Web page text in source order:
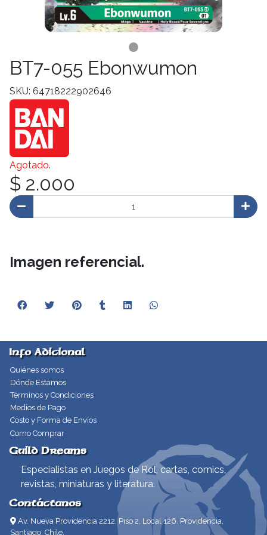
BT7-055 Ebonwumon
SKU: 64718222902646
Agotado.
$ 2.000
Imagen referencial.
Info Adicional
Quiénes somos
Dónde Estamos
Términos y Condiciones
Medios de Pago
Costo y Forma de Envíos
Como Comprar
Guild Dreams
Especialistas en Juegos de Rol, cartas, comics,
revistas, miniaturas y literatura.
Contáctanos
Av. Nueva Providencia 2212, Piso 2, Local 126. Providencia,
Santiago, Chile.